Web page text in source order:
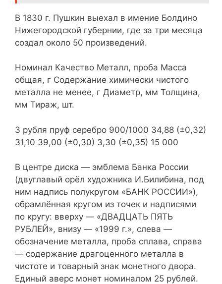
В 1830 г. Пушкин выехал в имение Болдино
Нижегородской губернии, где за три месяца
создал около 50 произведений.
Номинал Качество Металл, проба Масса
общая, г Содержание химически чистого
металла не менее, г Диаметр, мм Толщина,
мм Тираж, шт.
3 рубля пруф серебро 900/1000 34,88 (±0,32)
31,10 39,00 (±0,30) 3,30 (±0,35) 15 000
В центре диска — эмблема Банка России
(двуглавый орёл художника И.Билибина, под
ним надпись полукругом «БАНК РОССИИ»),
обрамлённая кругом из точек и надписями
по кругу: вверху — «ДВАДЦАТЬ ПЯТЬ
РУБЛЕЙ», внизу — «1999 г.», слева —
обозначение металла, проба сплава, справа
— содержание драгоценного металла в
чистоте и товарный знак монетного двора.
Единый аверс монет номиналом 25 рублей.